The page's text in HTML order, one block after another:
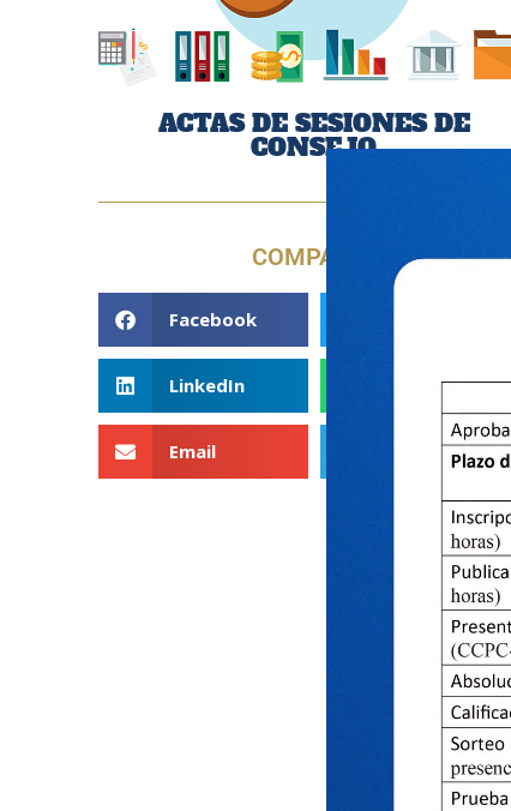
ACTAS DE SESIONES DE
CONSEJO
COMPARTE
Facebook
LinkedIn WhatsApp
Email Telegram